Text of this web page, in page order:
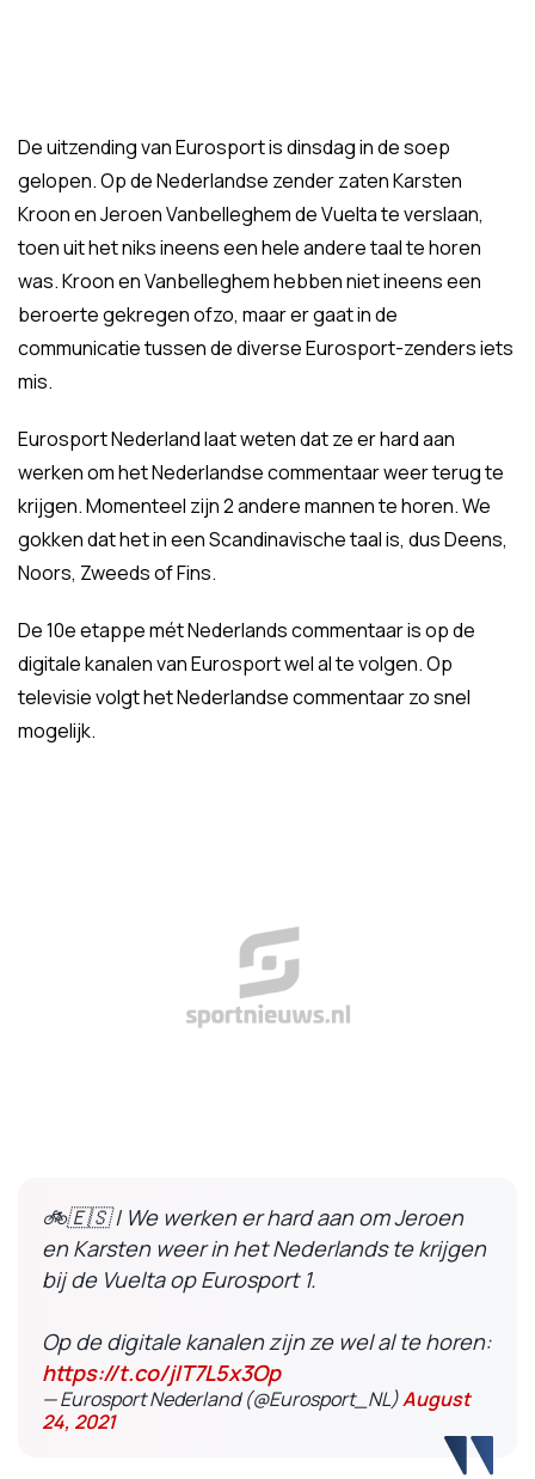
De uitzending van Eurosport is dinsdag in de soep
gelopen. Op de Nederlandse zender zaten Karsten
Kroon en Jeroen Vanbelleghem de Vuelta te verslaan,
toen uit het niks ineens een hele andere taal te horen
was. Kroon en Vanbelleghem hebben niet ineens een
beroerte gekregen ofzo, maar er gaat in de
communicatie tussen de diverse Eurosport-zenders iets
mis.
Eurosport Nederland laat weten dat ze er hard aan
werken om het Nederlandse commentaar weer terug te
krijgen. Momenteel zijn 2 andere mannen te horen. We
gokken dat het in een Scandinavische taal is, dus Deens,
Noors, Zweeds of Fins.
De 10e etappe mét Nederlands commentaar is op de
digitale kanalen van Eurosport wel al te volgen. Op
televisie volgt het Nederlandse commentaar zo snel
mogelijk.
🚲🇪🇸 | We werken er hard aan om Jeroen
en Karsten weer in het Nederlands te krijgen
bij de Vuelta op Eurosport 1.
Op de digitale kanalen zijn ze wel al te horen:
https://t.co/jIT7L5x3Op
— Eurosport Nederland (@Eurosport_NL)August
24, 2021